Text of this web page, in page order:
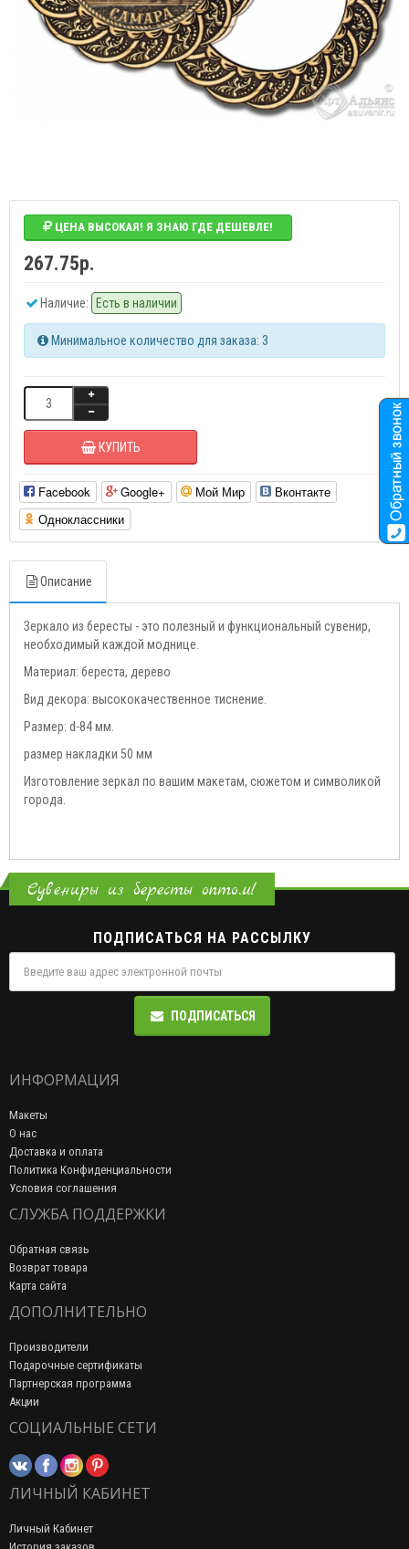
ЦЕНА ВЫСОКАЯ! Я ЗНАЮ ГДЕ ДЕШЕВЛЕ!
267.75р.
Наличие: Есть в наличии
Минимальное количество для заказа: 3
КУПИТЬ
Facebook Google+ Мой Мир
Вконтакте
Одноклассники
Описание
Зеркало из бересты - это полезный и функциональный сувенир,
необходимый каждой моднице.
Материал: береста, дерево
Вид декора: высококачественное тиснение.
Размер: d-84 мм.
размер накладки 50 мм
Изготовление зеркал по вашим макетам, сюжетом и символикой
города.
Сувениры из бересты оптом!
ПОДПИСАТЬСЯ НА РАССЫЛКУ
ПОДПИСАТЬСЯ
ИНФОРМАЦИЯ
Макеты
О нас
Доставка и оплата
Политика Конфиденциальности
Условия соглашения
СЛУЖБА ПОДДЕРЖКИ
Обратная связь
Возврат товара
Карта сайта
ДОПОЛНИТЕЛЬНО
Производители
Подарочные сертификаты
Партнерская программа
Акции
СОЦИАЛЬНЫЕ СЕТИ
ЛИЧНЫЙ КАБИНЕТ
Личный Кабинет